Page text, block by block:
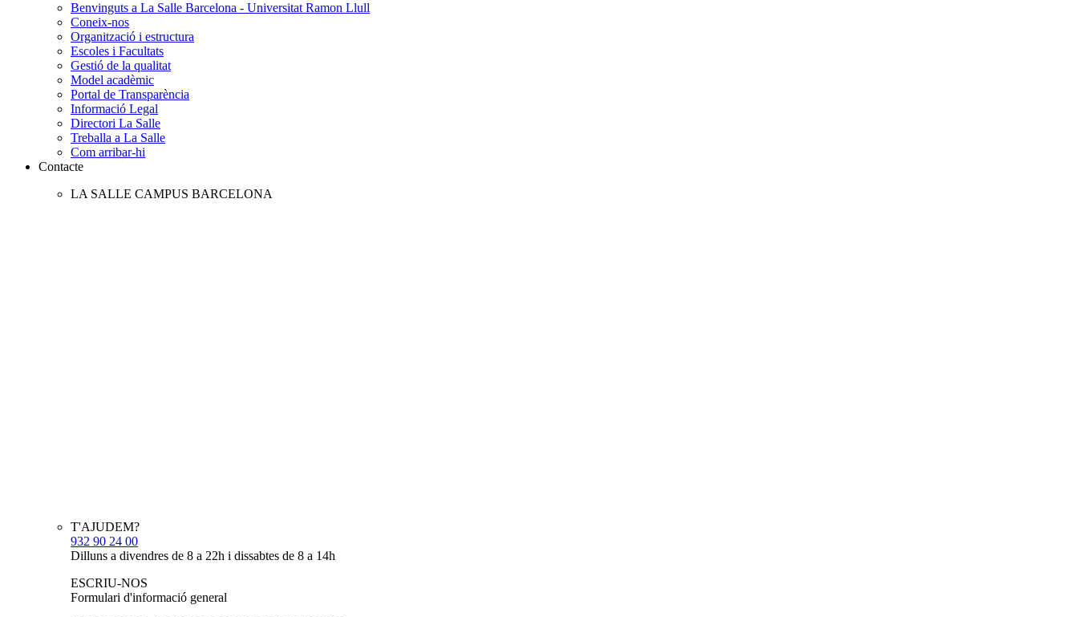
Benvinguts a La Salle Barcelona - Universitat Ramon Llull
Coneix-nos
Organització i estructura
Escoles i Facultats
Gestió de la qualitat
Model acadèmic
Portal de Transparència
Informació Legal
Directori La Salle
Treballa a La Salle
Com arribar-hi
Contacte
LA SALLE CAMPUS BARCELONA
T'AJUDEM?
932 90 24 00
Dilluns a divendres de 8 a 22h i dissabtes de 8 a 14h
ESCRIU-NOS
Formulari d'informació general